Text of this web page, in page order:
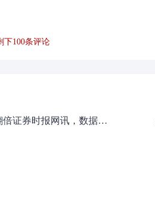
下100条评论
今日271股公布三季报29股净利润增幅翻倍证券时报网讯，数据宝统计，10月30日共有271家公司公布2023年三季报，其中148家净利润同比增长，123家下降，160家营业收入同比增长，111家下降，净利润和营业收入同时增长的公司有嘉美包装等117家，利润收入均下降的有美达股份等80家，业绩增幅翻倍的公司有29家，其中嘉美包装增幅最大，达7489.83%